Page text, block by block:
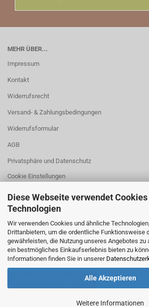
Diese Webseite verwendet
Technologien
Wir verwenden Cookies und ähnliche
Drittanbietern, um die ordentliche Funktionsweise
gewährleisten, die Nutzung unseres Angebotes zu
ein bestmögliches Einkaufserlebnis bieten zu
Informationen finden Sie in unserer
Alle Akzeptieren
Weitere Informationen
MEHR ÜBER...
Impressum
Kontakt
Widerrufsrecht
Versand- & Zahlungsbedingungen
Widerrufsformular
AGB
Privatsphäre und Datenschutz
Cookie Einstellungen
VERTRAG WIDERRUFEN